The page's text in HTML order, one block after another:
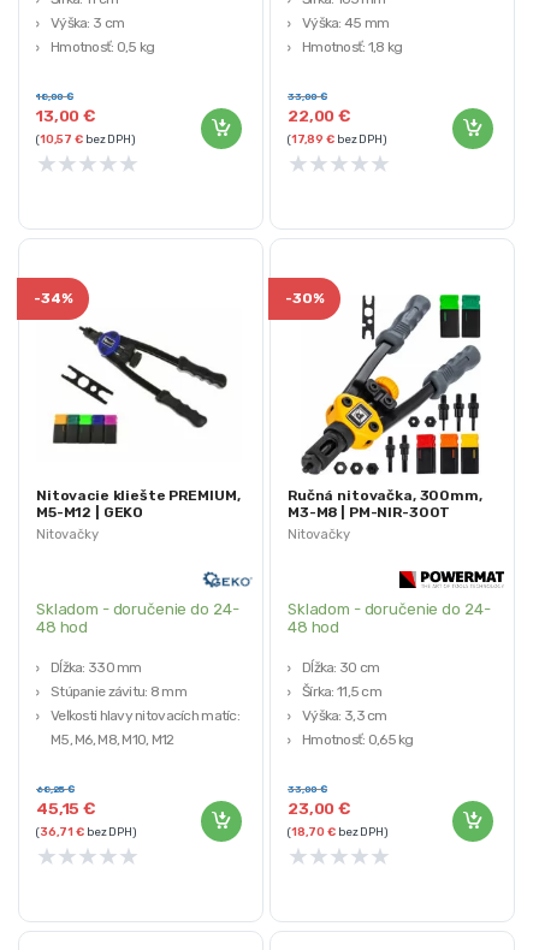
Výška: 3 cm
Hmotnosť: 0,5 kg
3,2 / 4,0 / 4,8 mm
13,00€
18,00€
(10,57€bez DPH)
★★★★★
Výška: 45 mm
Hmotnosť: 1,8 kg
mm, 4,0 mm, 4,8 mm, 6,0 mm,
6,4 mm
22,00€
33,00€
(17,89€bez DPH)
★★★★★
Nitovačky
-34%
Nitovacie kliešte PREMIUM,
M5-M12 | GEKO
Skladom - doručenie do 24-
48 hod
Dĺžka: 330 mm
Stúpanie závitu: 8 mm
Veľkosti hlavy nitovacích matíc:
M5, M6, M8, M10, M12
chróm-molybdénová oceľ
Vysoká kvalita
45,15€
68,25€
(36,71€bez DPH)
★★★★★
Nitovačky
-30%
Ručná nitovačka, 300mm,
M3-M8 | PM-NIR-300T
Skladom - doručenie do 24-
48 hod
Dĺžka: 30 cm
Šírka: 11,5 cm
Výška: 3,3 cm
Hmotnosť: 0,65 kg
matíc: M3, M4, M5, M6, M8
23,00€
33,00€
(18,70€bez DPH)
★★★★★